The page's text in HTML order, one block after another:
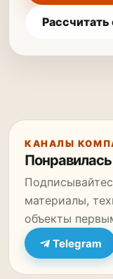
КАНАЛЫ
Понравилась
материалы,
объекты
Telegram